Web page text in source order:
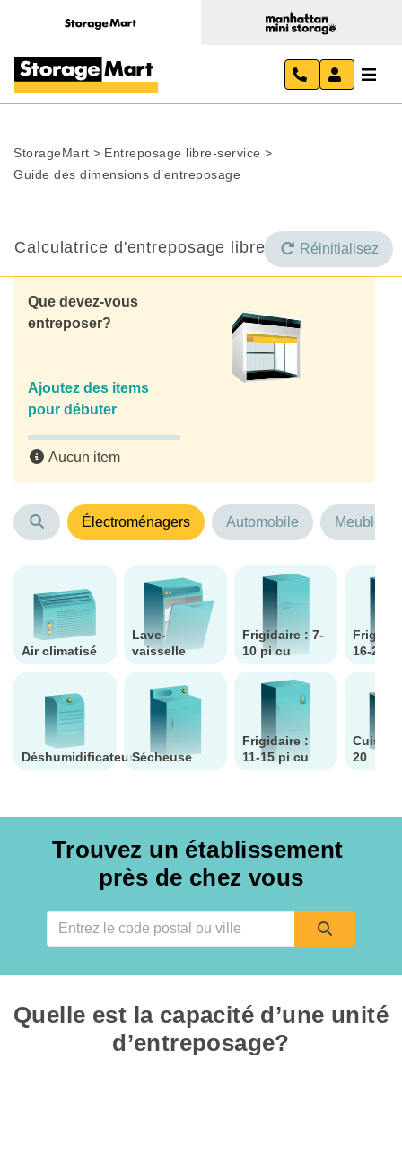
StorageMart > Entreposage libre-service >
Guide des dimensions d’entreposage
Calculatrice d'entreposage libre-serviceRéinitialisez
Que devez-vous
entreposer?
Ajoutez des items
pour débuter
Aucun item
Électroménagers Automobile Meubles
Air climatisé
Déshumidificateur
Lave-
vaisselle
Sécheuse
Frigidaire : 7-
10 pi cu
Frigidaire :
11-15 pi cu
16-25
20
Trouvez un établissement
près de chez vous
Quelle est la capacité d’une unité
d’entreposage?